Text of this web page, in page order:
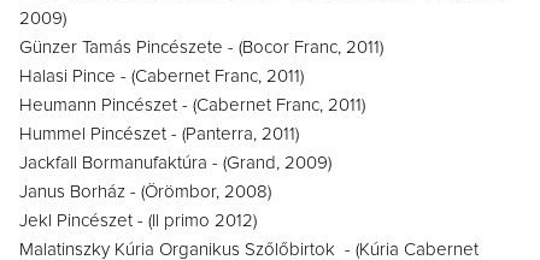
2009)
Günzer Tamás Pincészete - (Bocor Franc, 2011)
Halasi Pince - (Cabernet Franc, 2011)
Heumann Pincészet - (Cabernet Franc, 2011)
Hummel Pincészet - (Panterra, 2011)
Jackfall Bormanufaktúra - (Grand, 2009)
Janus Borház - (Örömbor, 2008)
Jekl Pincészet - (Il primo 2012)
Malatinszky Kúria Organikus Szőlőbirtok - (Kúria Cabernet